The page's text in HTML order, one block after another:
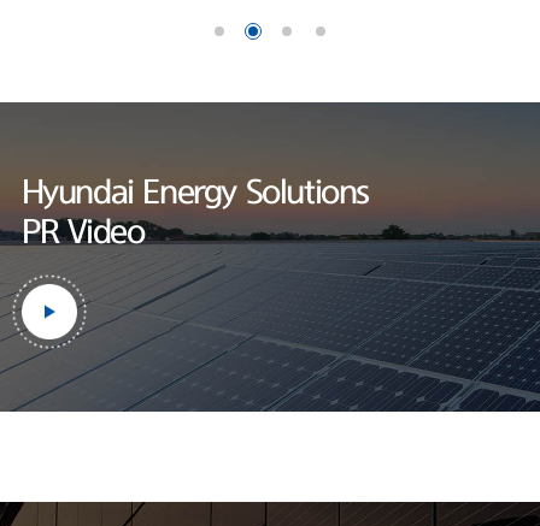
체 생산하고 있다. 작년 기준 셀 공장과 모듈 공장 가동률은 각각 69.7%와
Hyundai Energy Solutions
PR Video